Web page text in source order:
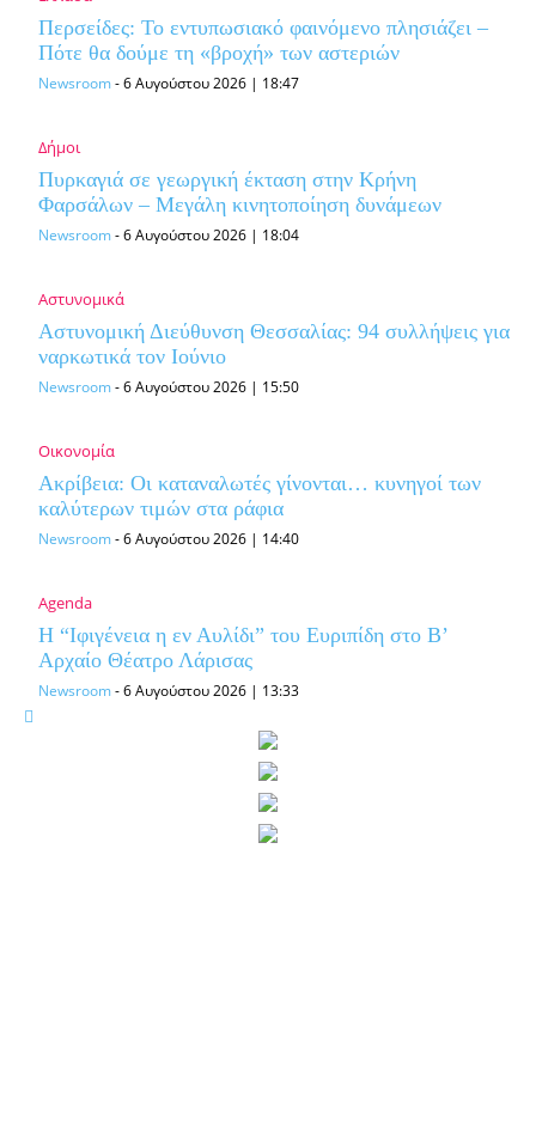
Περσείδες: Το εντυπωσιακό φαινόμενο πλησιάζει –
Πότε θα δούμε τη «βροχή» των αστεριών
Newsroom-6 Αυγούστου 2026 | 18:47
Δήμοι
Πυρκαγιά σε γεωργική έκταση στην Κρήνη
Φαρσάλων – Μεγάλη κινητοποίηση δυνάμεων
Newsroom-6 Αυγούστου 2026 | 18:04
Αστυνομικά
Αστυνομική Διεύθυνση Θεσσαλίας: 94 συλλήψεις για
ναρκωτικά τον Ιούνιο
Newsroom-6 Αυγούστου 2026 | 15:50
Οικονομία
Ακρίβεια: Οι καταναλωτές γίνονται… κυνηγοί των
καλύτερων τιμών στα ράφια
Newsroom-6 Αυγούστου 2026 | 14:40
Agenda
Η “Ιφιγένεια η εν Αυλίδι” του Ευριπίδη στο Β’
Αρχαίο Θέατρο Λάρισας
Newsroom-6 Αυγούστου 2026 | 13:33